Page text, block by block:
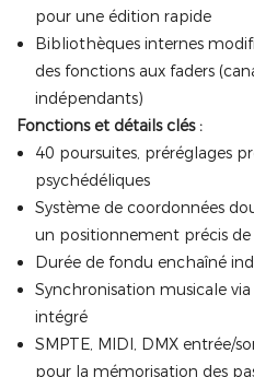
pour une édition rapide
Bibliothèques internes
des fonctions aux faders
indépendants)
Fonctions et détails clés :
40 poursuites, préréglages
psychédéliques
Système de coordonnées
un positionnement précis
Durée de fondu enchaîné
Synchronisation musicale
intégré
SMPTE, MIDI, DMX entrée/
pour la mémorisation des